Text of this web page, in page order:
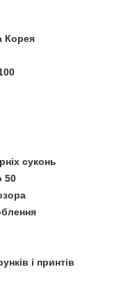
Корея
суконь
50
і принтів